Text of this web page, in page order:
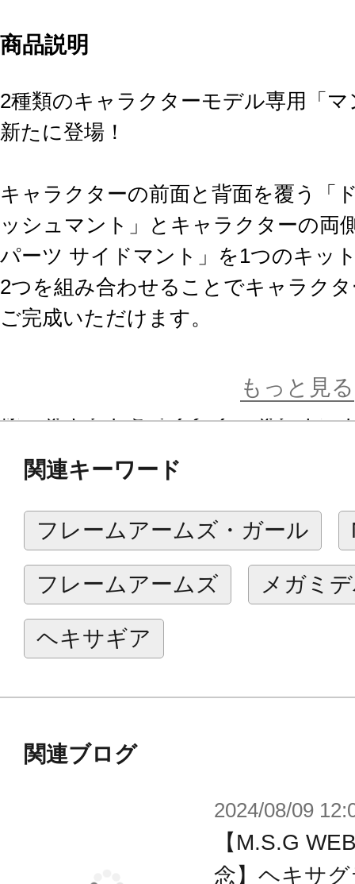
商品説明
2種類のキャラクターモデル専用「
新たに登場！
キャラクターの前面と背面を覆う「
ッシュマント」とキャラクターの両
パーツ サイドマント」を1つのキッ
2つを組み合わせることでキャラク
ご完成いただけます。
本体の成型色にはヘキサギアダーク
・フレームアームズ・ガールやメガ
るキャラクターに装備可能。
※形状的な制約がございますので一
ます。
・マント表面は梨地仕上げによるつ
■クラッシュマント
によって、襟が見えるタイプ、口元
・ベースマントの前後に接続する「
もっと見る
関連キーワード
フレームアームズ・ガール
フレームアームズ メガミ
ヘキサギア
関連ブログ
2024/08/09
【M.S.G
念】ヘキサ